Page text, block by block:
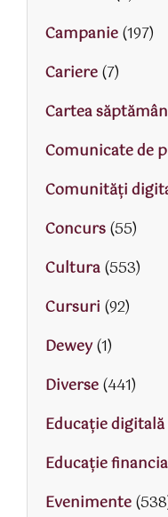
Campanie(197)
Cariere(7)
Cartea
Comunicate de
Comunități
Concurs(55)
Cultura(553)
Cursuri (92)
Dewey(1)
Diverse(441)
Educaţie digitală
Educaţie
Evenimente